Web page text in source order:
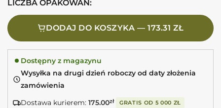
LICZBA OPAKOWAŃ:
DODAJ DO KOSZYKA — 173.31 ZŁ
Dostępny z magazynu
Wysyłka na drugi dzień roboczy od daty złożenia
zamówienia
Dostawa kurierem: 175.00zł GRATIS OD 5 000 ZŁ